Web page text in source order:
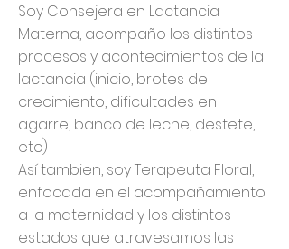
Soy Consejera en Lactancia
Materna, acompaño los distintos
procesos y acontecimientos de la
lactancia (inicio, brotes de
crecimiento, dificultades en
agarre, banco de leche, destete,
etc)
Así tambien, soy Terapeuta Floral,
enfocada en el acompañamiento
a la maternidad y los distintos
estados que atravesamos las